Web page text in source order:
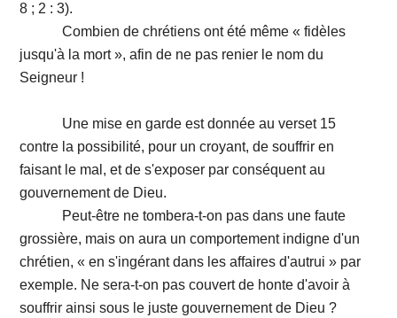
8 ; 2 : 3).
Combien de chrétiens ont été même « fidèles
jusqu'à la mort », afin de ne pas renier le nom du
Seigneur !
Une mise en garde est donnée au verset 15
contre la possibilité, pour un croyant, de souffrir en
faisant le mal, et de s'exposer par conséquent au
gouvernement de Dieu.
Peut-être ne tombera-t-on pas dans une faute
grossière, mais on aura un comportement indigne d'un
chrétien, « en s'ingérant dans les affaires d'autrui » par
exemple. Ne sera-t-on pas couvert de honte d'avoir à
souffrir ainsi sous le juste gouvernement de Dieu ?